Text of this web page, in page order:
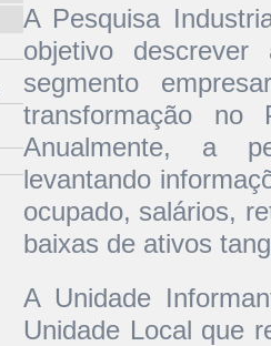
A Pesquisa
objetivo
segmento
transformação
Anualmente, a
levantando
ocupado, salários,
baixas de ativos
A Unidade
Unidade Local que